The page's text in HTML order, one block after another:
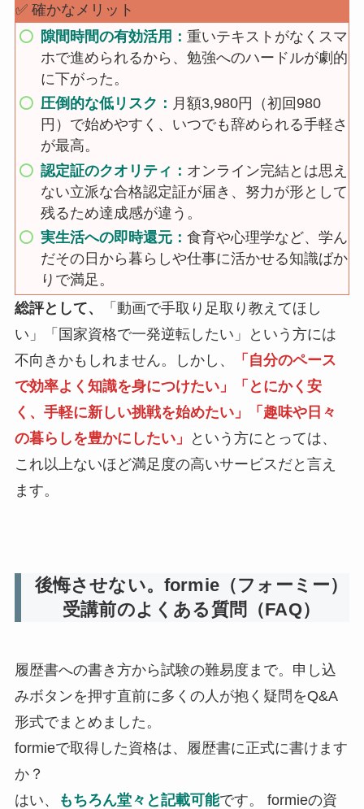
✅ 確かなメリット
隙間時間の有効活用：重いテキストがなくスマ
ホで進められるから、勉強へのハードルが劇的
に下がった。
圧倒的な低リスク： 月額3,980円（初回980
円）で始めやすく、いつでも辞められる手軽さ
が最高。
認定証のクオリティ： オンライン完結とは思え
ない立派な合格認定証が届き、努力が形として
残るため達成感が違う。
実生活への即時還元：食育や心理学など、学ん
だその日から暮らしや仕事に活かせる知識ばか
りで満足。
総評として、
「動画で手取り足取り教えてほし
い」「国家資格で一発逆転したい」という方には
不向きかもしれません。しかし、
「自分のペース
で効率よく知識を身につけたい」「とにかく安
く、手軽に新しい挑戦を始めたい」「趣味や日々
の暮らしを豊かにしたい」
という方にとっては、
これ以上ないほど満足度の高いサービスだと言え
ます。
後悔させない。formie（フォーミー）
受講前のよくある質問（FAQ）
履歴書への書き方から試験の難易度まで。申し込
みボタンを押す直前に多くの人が抱く疑問をQ&A
形式でまとめました。
formieで取得した資格は、履歴書に正式に書けます
か？
はい、
もちろん堂々と記載可能です。 formieの資